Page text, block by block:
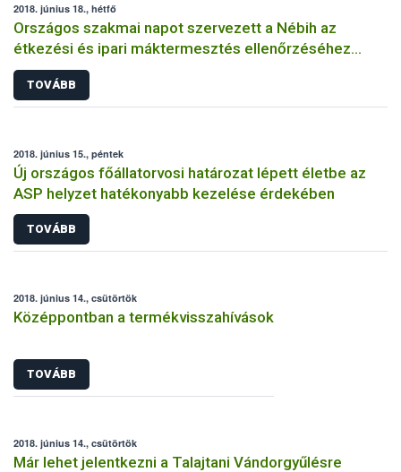
2018. június 18., hétfő
Országos szakmai napot szervezett a Nébih az
étkezési és ipari máktermesztés ellenőrzéséhez
kapcsolódóan
TOVÁBB
2018. június 15., péntek
Új országos főállatorvosi határozat lépett életbe az
ASP helyzet hatékonyabb kezelése érdekében
TOVÁBB
2018. június 14., csütörtök
Középpontban a termékvisszahívások
TOVÁBB
2018. június 14., csütörtök
Már lehet jelentkezni a Talajtani Vándorgyűlésre